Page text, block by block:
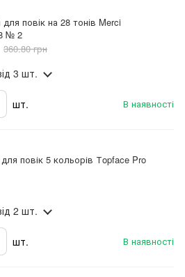
для повік на 28 тонів Merci
№ 2
В наявності
360.80 грн
3 шт.
шт.
для повік 5 кольорів Тopface Pro
В наявності
2 шт.
шт.